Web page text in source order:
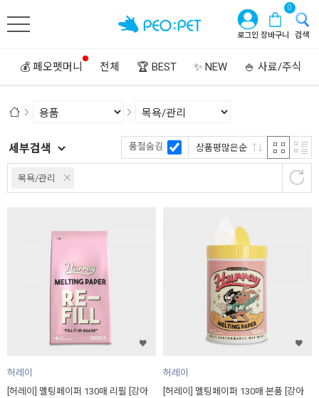
로그인 장바구니
0
검색
💰 페오펫머니 전체 🏆 BEST ✨ NEW 🍚 사료/주식
목욕/관리
세부검색 상품평많은순
품절숨김
허레이
[허레이] 멜팅페이퍼 130매 리필 [강아
허레이
[허레이] 멜팅페이퍼 130매 본품 [강아